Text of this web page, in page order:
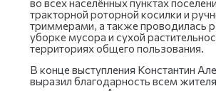
тракторной роторной косилки и
триммерами, а также проводилась
уборке мусора и сухой
территориях общего пользования.
В конце выступления Константин
выразил благодарность всем